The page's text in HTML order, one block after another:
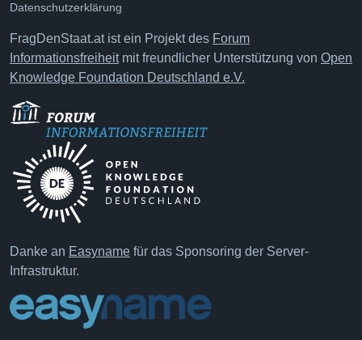
Datenschutzerklärung
FragDenStaat.at ist ein Projekt des Forum
Informationsfreiheitmit freundlicher Unterstützung von Open
Knowledge Foundation Deutschland e.V.
Danke an Easyname für das Sponsoring der Server-
Infrastruktur.